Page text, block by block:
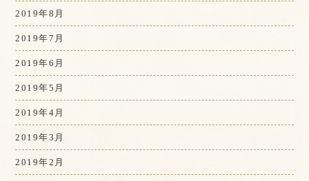
2019年8月
2019年7月
2019年6月
2019年5月
2019年4月
2019年3月
2019年2月